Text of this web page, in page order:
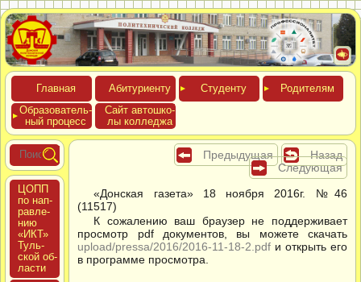
Глав­ная Аби­тури­ен­ту Сту­ден­ту
Роди­телям
Обра­зова­тель­
ный про­цесс
Сайт ав­тошко­
лы кол­леджа
ЦОПП
по нап­
равле­
нию
«ИКТ»
Туль­
ской об­
ласти
Предыдущая
Назад
Следующая
«Донская газета» 18 ноября 2016г. №46
(11517)
К сожалению ваш браузер не поддерживает
просмотр pdf документов, вы можете скачать
upload/pressa/2016/2016-11-18-2.pdf и открыть его
в программе просмотра.